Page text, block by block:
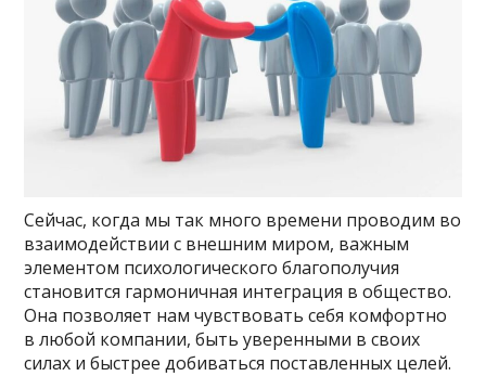
Сейчас, когда мы так много времени проводим во
взаимодействии с внешним миром, важным
элементом психологического благополучия
становится гармоничная интеграция в общество.
Она позволяет нам чувствовать себя комфортно
в любой компании, быть уверенными в своих
силах и быстрее добиваться поставленных целей.